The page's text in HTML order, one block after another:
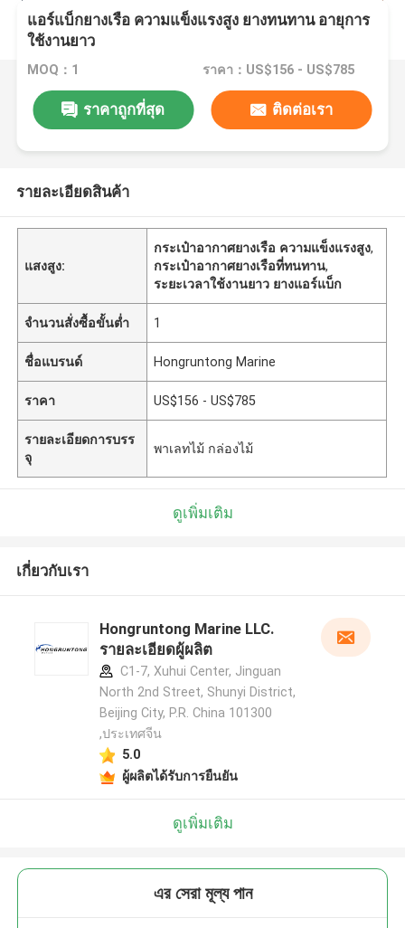
แอร์แบ็กยางเรือ ความแข็งแรงสูง ยางทนทาน อายุการ
ใช้งานยาว
MOQ：1 ราคา：US$156 - US$785
ราคาถูกที่สุด ติดต่อเรา
รายละเอียดสินค้า
แสงสูง:
กระเป๋าอากาศยางเรือ ความแข็งแรงสูง,
กระเป๋าอากาศยางเรือที่ทนทาน,
ระยะเวลาใช้งานยาว ยางแอร์แบ็ก
จำนวนสั่งซื้อขั้นต่ำ 1
ชื่อแบรนด์ Hongruntong Marine
ราคา US$156 - US$785
รายละเอียดการบรร
จุ
พาเลทไม้ กล่องไม้
ดูเพิ่มเติม
เกี่ยวกับเรา
Hongruntong Marine LLC.
รายละเอียดผู้ผลิต
C1-7, Xuhui Center, Jinguan
North 2nd Street, Shunyi District,
Beijing City, P.R. China 101300
,ประเทศจีน
5.0
ผู้ผลิตได้รับการยืนยัน
ดูเพิ่มเติม
এর সেরা মূল্য পান